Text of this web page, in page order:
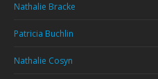
Nathalie Bracke
Patricia Buchlin
Nathalie Cosyn